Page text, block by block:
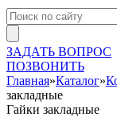
ЗАДАТЬ ВОПРОС
ПОЗВОНИТЬ
Главная»Каталог»
закладные
Гайки закладные